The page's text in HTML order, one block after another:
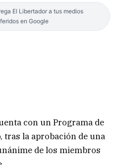
El Libertador a tus medios
en Google
con un Programa de
tras la aprobación de una
de los miembros